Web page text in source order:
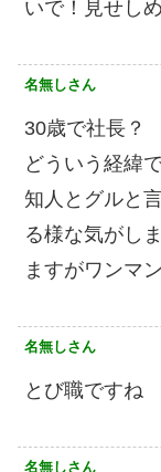
いで！見せし
名無しさん
30歳で社長？
どういう経緯
知人とグルと
る様な気がし
ますがワンマ
名無しさん
とび職ですね
名無しさん